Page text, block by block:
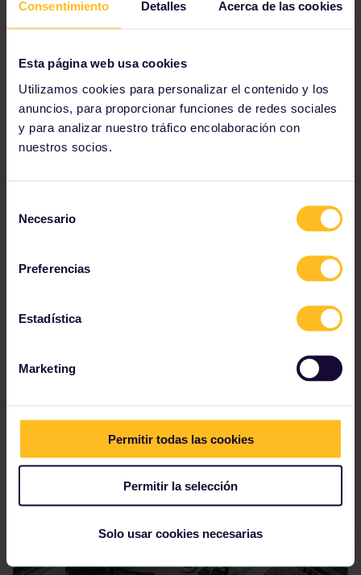
Consentimiento Detalles Acerca de las cookies
Esta página web usa cookies
Utilizamos cookies para personalizar el contenido y los
anuncios, para proporcionar funciones de redes sociales
y para analizar nuestro tráfico encolaboración con
nuestros socios.
Necesario
Preferencias
Estadística
Marketing
Permitir todas las cookies
Permitir la selección
Solo usar cookies necesarias
recorrimos 16 ciudades y 10 países.Con
propia ruta.”